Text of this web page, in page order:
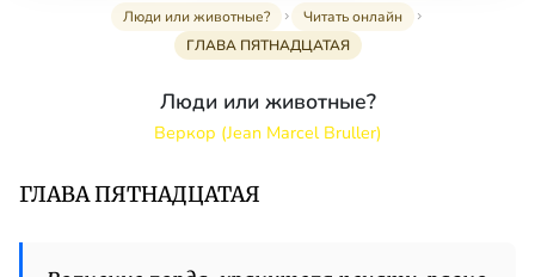
Люди или животные?
Читать онлайн
ГЛАВА ПЯТНАДЦАТАЯ
Люди или животные?
Веркор (Jean Marcel Bruller)
ГЛАВА ПЯТНАДЦАТАЯ